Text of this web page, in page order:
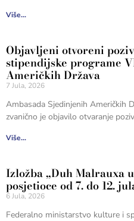
Više...
Objavljeni otvoreni
stipendijske programe
Američkih Država
7 Jula, 2026
Ambasada Sjedinjenih Američkih
zvanično je objavilo otvaranje
Više...
Izložba „Duh Malrauxa
posjetioce od 7. do 12.
6 Jula, 2026
Federalno ministarstvo kulture i